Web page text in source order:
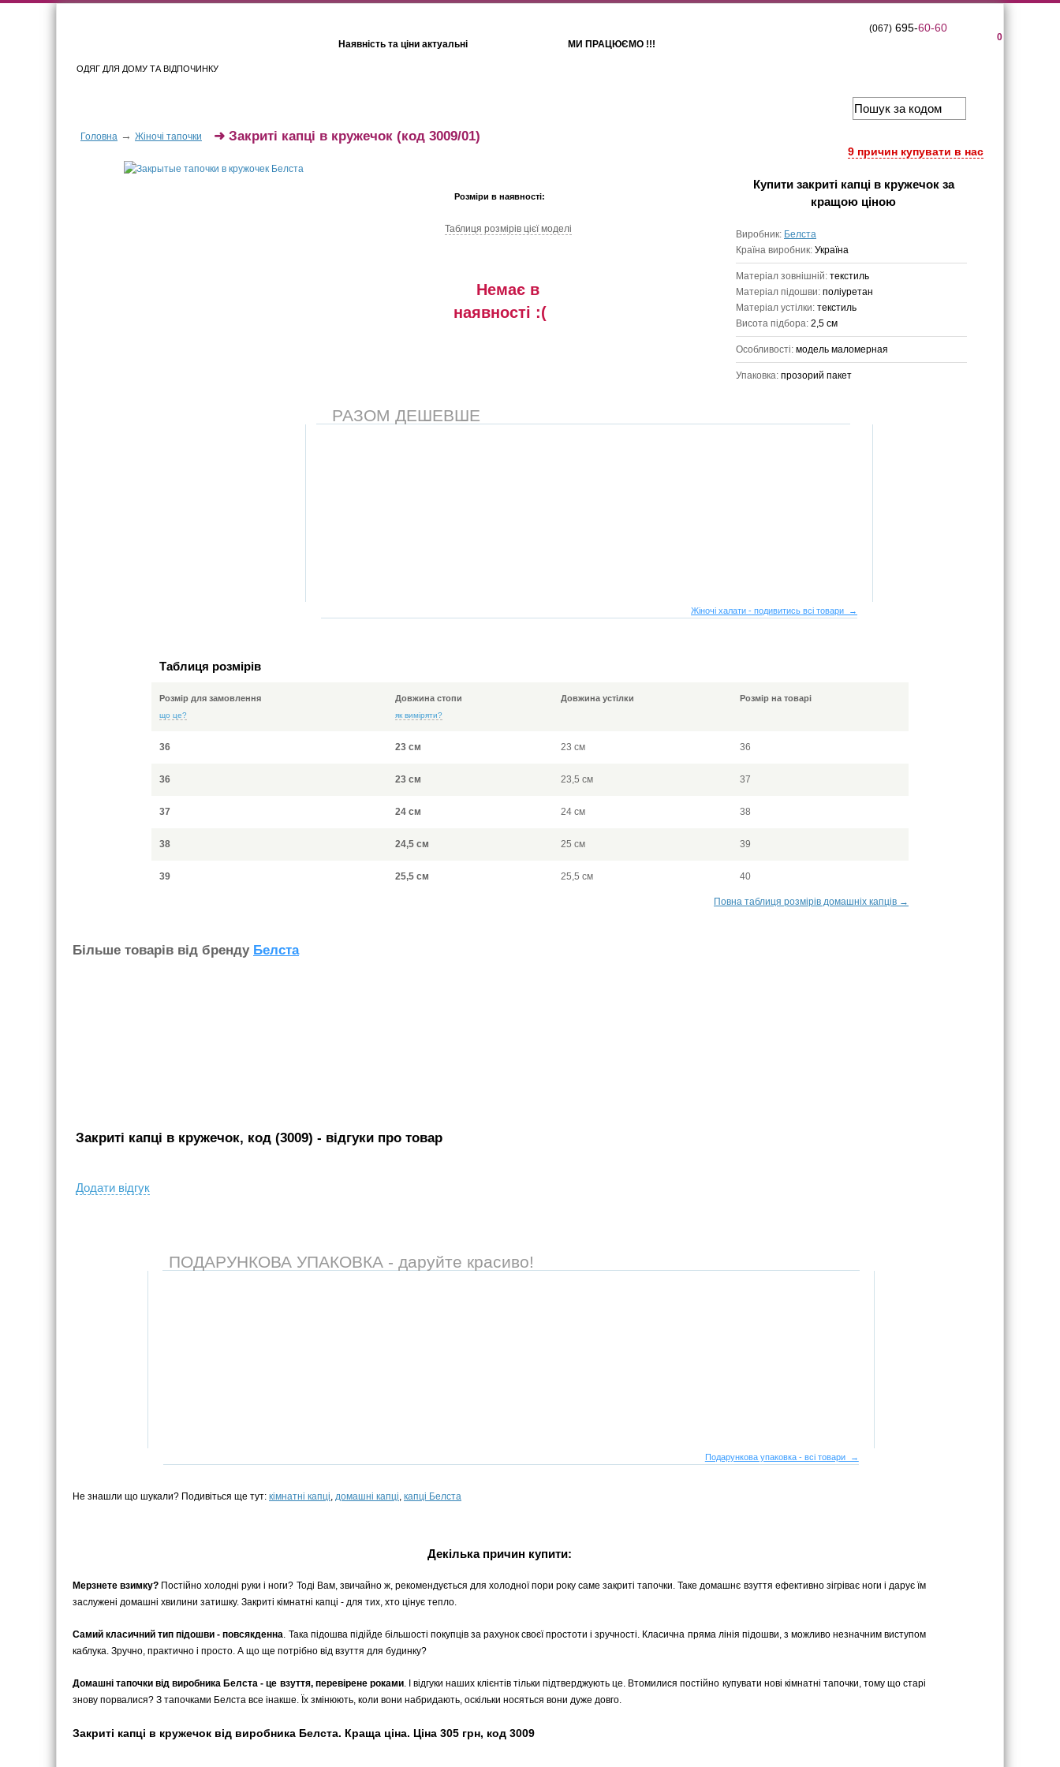
ОДЯГ ДЛЯ ДОМУ ТА ВІДПОЧИНКУ
Наявність та ціни актуальні МИ ПРАЦЮЄМО !!!
0
(067)695-60-60
Головна → Жіночі тапочки
9 причин купувати в нас
➜ Закриті капці в кружечок (код 3009/01)
Розміри в наявності:
Таблиця розмiрiв цiєї моделi
Немає в
наявностi :(
Купити закриті капці в кружечокза
кращою ціною
Виробник: Белста
Країна виробник: Україна
Матеріал зовнішній: текстиль
Матеріал підошви: поліуретан
Матеріал устілки: текстиль
Висота підбора: 2,5 см
Особливості: модель маломерная
Упаковка: прозорий пакет
РАЗОМ ДЕШЕВШЕ
Жіночі халати - подивитись всі товари →
Таблиця розмірів
Розмір для замовлення
що це?
Довжина стопи
як виміряти?
Довжина устілки Розмір на товарі
36 23 см 23 см 36
36 23 см 23,5 см 37
37 24 см 24 см 38
38 24,5 см 25 см 39
39 25,5 см 25,5 см 40
Повна таблиця розмірів домашніх капців →
Бiльше товарiв вiд бренду Белста
Закриті капці в кружечок, код (3009) - вiдгуки про товар
Додати вiдгук
ПОДАРУНКОВА УПАКОВКА - даруйте красиво!
Подарункова упаковка - всі товари →
Не знашли що шукали? Подивіться ще тут: кімнатні капці, домашні капці, капці Белста
Декілька причин купити:
Мерзнете взимку? Постійно холодні руки і ноги? Тоді Вам, звичайно ж, рекомендується для холодної пори року саме закриті тапочки. Таке домашнє взуття ефективно зігріває ноги і дарує їм
заслужені домашні хвилини затишку. Закриті кімнатні капці - для тих, хто цінує тепло.
Самий класичний тип підошви - повсякденна. Така підошва підійде більшості покупців за рахунок своєї простоти і зручності. Класична пряма лінія підошви, з можливо незначним виступом
каблука. Зручно, практично і просто. А що ще потрібно від взуття для будинку?
Домашні тапочки від виробника Белста - це взуття, перевірене роками. І відгуки наших клієнтів тільки підтверджують це. Втомилися постійно купувати нові кімнатні тапочки, тому що старі
знову порвалися? З тапочками Белста все інакше. Їх змінюють, коли вони набридають, оскільки носяться вони дуже довго.
Закриті капці в кружечок від виробника Белста. Краща ціна. Ціна 305 грн, код 3009